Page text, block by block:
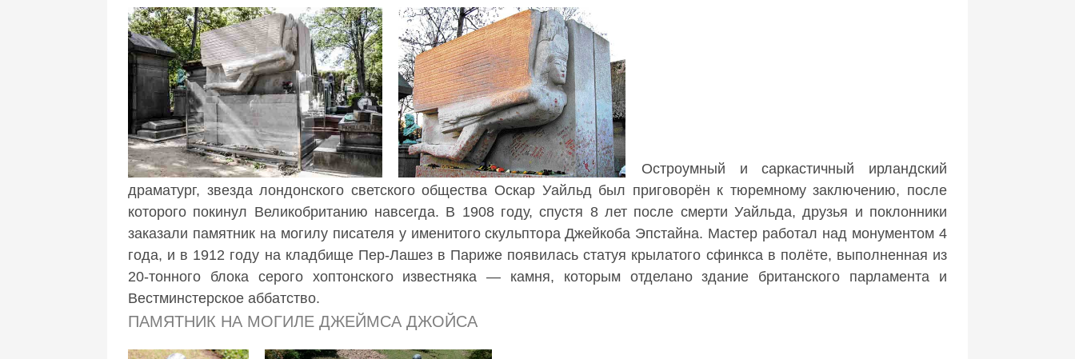
Остроумный и саркастичный ирландский
драматург, звезда лондонского светского общества Оскар Уайльд был приговорён к тюремному заключению, после
которого покинул Великобританию навсегда. В 1908 году, спустя 8 лет после смерти Уайльда, друзья и поклонники
заказали памятник на могилу писателя у именитого скульптора Джейкоба Эпстайна. Мастер работал над монументом 4
года, и в 1912 году на кладбище Пер-Лашез в Париже появилась статуя крылатого сфинкса в полёте, выполненная из
20-тонного блока серого хоптонского известняка — камня, которым отделано здание британского парламента и
Вестминстерское аббатство.
ПАМЯТНИК НА МОГИЛЕ ДЖЕЙМСА ДЖОЙСА